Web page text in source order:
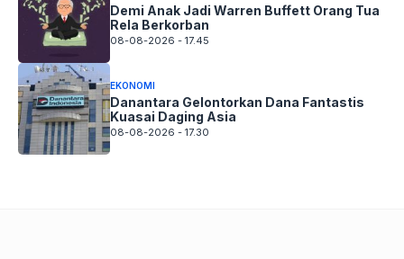
Demi Anak Jadi Warren Buffett Orang Tua
Rela Berkorban
08-08-2026 - 17.45
EKONOMI
Danantara Gelontorkan Dana Fantastis
Kuasai Daging Asia
08-08-2026 - 17.30